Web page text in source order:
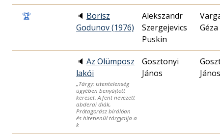
🏆 🔈 Borisz
Godunov (1976)
Alekszandr
Szergejevics
Puskin
Géza
🔈 Az Olümposz
lakói
„Tárgy: istentelenség
ügyében benyújtott
kereset. A fent nevezett
abderai diák,
Prótagorász bírálóan
és hitetlenül tárgyalja a
k
Gosztonyi
János
János